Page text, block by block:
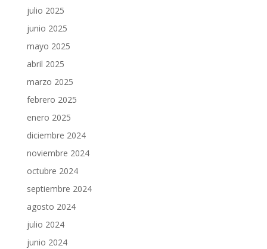
julio 2025
junio 2025
mayo 2025
abril 2025
marzo 2025
febrero 2025
enero 2025
diciembre 2024
noviembre 2024
octubre 2024
septiembre 2024
agosto 2024
julio 2024
junio 2024